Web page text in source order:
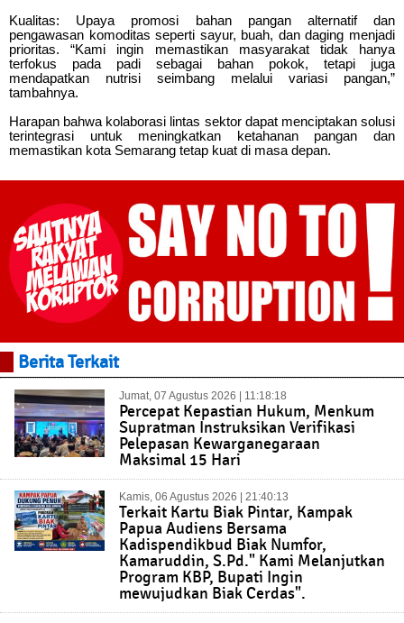
Kualitas: Upaya promosi bahan pangan alternatif dan
pengawasan komoditas seperti sayur, buah, dan daging menjadi
prioritas. “Kami ingin memastikan masyarakat tidak hanya
terfokus pada padi sebagai bahan pokok, tetapi juga
mendapatkan nutrisi seimbang melalui variasi pangan,”
tambahnya.
Harapan bahwa kolaborasi lintas sektor dapat menciptakan solusi
terintegrasi untuk meningkatkan ketahanan pangan dan
memastikan kota Semarang tetap kuat di masa depan.
Berita Terkait
Jumat, 07 Agustus 2026 | 11:18:18
Percepat Kepastian Hukum, Menkum
Supratman Instruksikan Verifikasi
Pelepasan Kewarganegaraan
Maksimal 15 Hari
Kamis, 06 Agustus 2026 | 21:40:13
Terkait Kartu Biak Pintar, Kampak
Papua Audiens Bersama
Kadispendikbud Biak Numfor,
Kamaruddin, S.Pd." Kami Melanjutkan
Program KBP, Bupati Ingin
mewujudkan Biak Cerdas".